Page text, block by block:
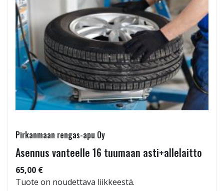
Pirkanmaan rengas-apu Oy
Asennus vanteelle 16 tuumaan asti+allelaitto
65,00 €
Tuote on noudettava liikkeestä.